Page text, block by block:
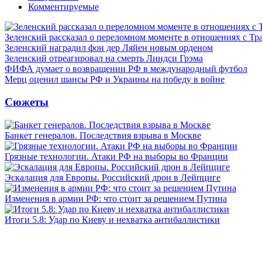
Комментируемые
Зеленский рассказал о переломном моменте в отношениях с
Зеленский наградил фон дер Ляйен новым орденом
Зеленский отреагировал на смерть Линдси Грэма
ФИФА думает о возвращении РФ в международный футбол
Мерц оценил шансы РФ и Украины на победу в войне
Сюжеты
Банкет генералов. Последствия взрыва в Москве
Грязные технологии. Атаки РФ на выборы во Франции
Эскалация для Европы. Российский дрон в Лейпциге
Изменения в армии РФ: что стоит за решением Путина
Итоги 5.8: Удар по Киеву и нехватка антибаллистики